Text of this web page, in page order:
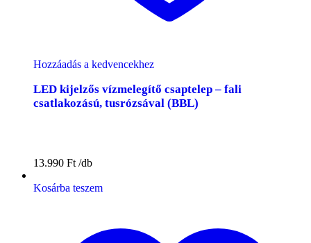
Hozzáadás a kedvencekhez
LED kijelzős vízmelegítő csaptelep – fali
csatlakozású, tusrózsával (BBL)
13.990 Ft
Kosárba teszem